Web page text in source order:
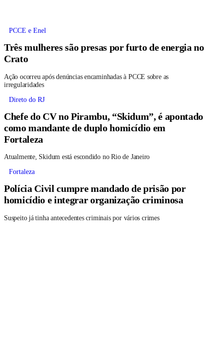
PCCE e Enel
Três mulheres são presas por furto de energia no
Crato
Ação ocorreu após denúncias encaminhadas à PCCE sobre as
irregularidades
Direto do RJ
Chefe do CV no Pirambu, “Skidum”, é apontado
como mandante de duplo homicídio em
Fortaleza
Atualmente, Skidum está escondido no Rio de Janeiro
Fortaleza
Polícia Civil cumpre mandado de prisão por
homicídio e integrar organização criminosa
Suspeito já tinha antecedentes criminais por vários crimes